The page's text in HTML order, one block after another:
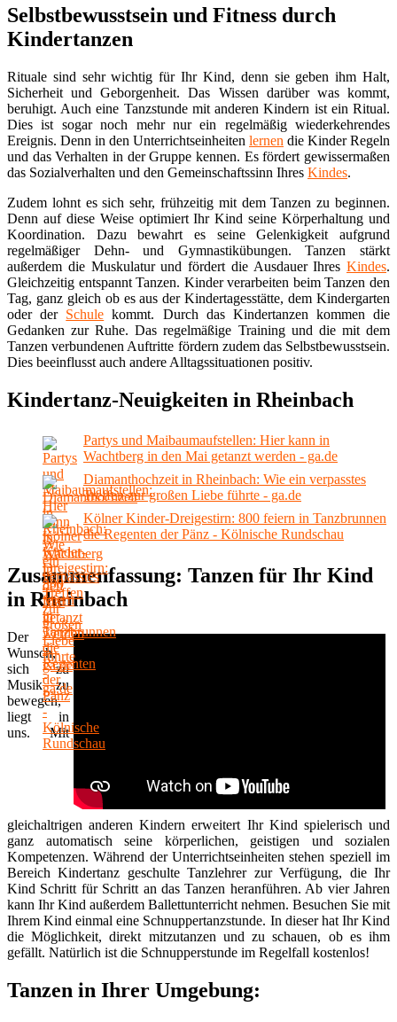
Selbstbewusstsein und Fitness durch
Kindertanzen
Rituale sind sehr wichtig für Ihr Kind, denn sie geben ihm Halt,
Sicherheit und Geborgenheit. Das Wissen darüber was kommt,
beruhigt. Auch eine Tanzstunde mit anderen Kindern ist ein Ritual.
Dies ist sogar noch mehr nur ein regelmäßig wiederkehrendes
Ereignis. Denn in den Unterrichtseinheiten lernen die Kinder Regeln
und das Verhalten in der Gruppe kennen. Es fördert gewissermaßen
das Sozialverhalten und den Gemeinschaftssinn Ihres Kindes.
Zudem lohnt es sich sehr, frühzeitig mit dem Tanzen zu beginnen.
Denn auf diese Weise optimiert Ihr Kind seine Körperhaltung und
Koordination. Dazu bewahrt es seine Gelenkigkeit aufgrund
regelmäßiger Dehn- und Gymnastikübungen. Tanzen stärkt
außerdem die Muskulatur und fördert die Ausdauer Ihres Kindes.
Gleichzeitig entspannt Tanzen. Kinder verarbeiten beim Tanzen den
Tag, ganz gleich ob es aus der Kindertagesstätte, dem Kindergarten
oder der Schule kommt. Durch das Kindertanzen kommen die
Gedanken zur Ruhe. Das regelmäßige Training und die mit dem
Tanzen verbundenen Auftritte fördern zudem das Selbstbewusstsein.
Dies beeinflusst auch andere Alltagssituationen positiv.
Kindertanz-Neuigkeiten in Rheinbach
Partys und Maibaumaufstellen: Hier kann in
Wachtberg in den Mai getanzt werden - ga.de
Diamanthochzeit in Rheinbach: Wie ein verpasstes
Treffen zur großen Liebe führte - ga.de
Kölner Kinder-Dreigestirn: 800 feiern in Tanzbrunnen
die Regenten der Pänz - Kölnische Rundschau
Zusammenfassung: Tanzen für Ihr Kind
in Rheinbach
Der
Wunsch,
sich zu
Musik zu
bewegen,
liegt in
uns. Mit
gleichaltrigen anderen Kindern erweitert Ihr Kind spielerisch und
ganz automatisch seine körperlichen, geistigen und sozialen
Kompetenzen. Während der Unterrichtseinheiten stehen speziell im
Bereich Kindertanz geschulte Tanzlehrer zur Verfügung, die Ihr
Kind Schritt für Schritt an das Tanzen heranführen. Ab vier Jahren
kann Ihr Kind außerdem Ballettunterricht nehmen. Besuchen Sie mit
Ihrem Kind einmal eine Schnuppertanzstunde. In dieser hat Ihr Kind
die Möglichkeit, direkt mitzutanzen und zu schauen, ob es ihm
gefällt. Natürlich ist die Schnupperstunde im Regelfall kostenlos!
Tanzen in Ihrer Umgebung: